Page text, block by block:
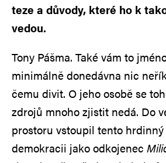
teze a důvody, které ho k
vedou.
Tony Pášma. Také vám to
minimálně donedávna nic
čemu divit. O jeho osobě se
zdrojů mnoho zjistit nedá. Do
prostoru vstoupil tento
demokracii jako odkojenec